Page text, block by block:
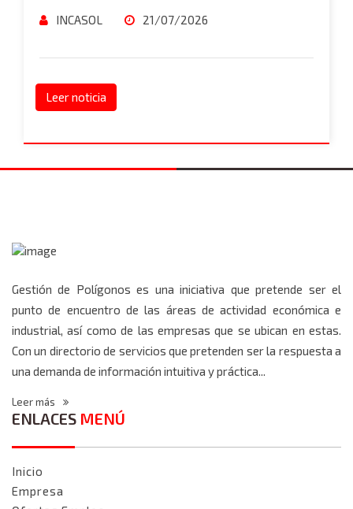
INCASOL 21/07/2026
Leer noticia
Gestión de Polígonos es una iniciativa que pretende ser el
punto de encuentro de las áreas de actividad económica e
industrial, así como de las empresas que se ubican en estas.
Con un directorio de servicios que pretenden ser la respuesta a
una demanda de información intuitiva y práctica...
Leer más
ENLACES MENÚ
Inicio
Empresa